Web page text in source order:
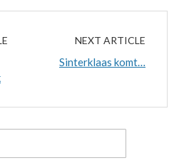
NEXT ARTICLE
Sinterklaas komt…